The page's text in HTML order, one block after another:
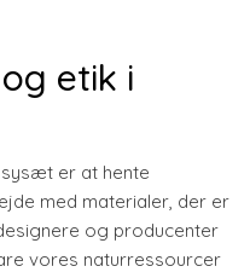
etik i
er at hente
med materialer, der er
og producenter
vores naturressourcer